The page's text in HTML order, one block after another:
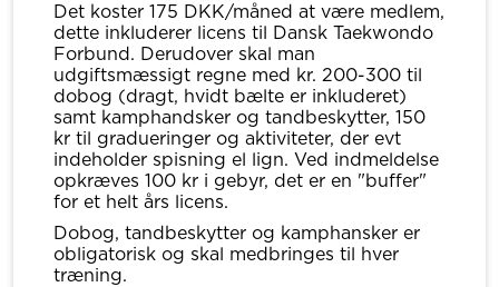
Det koster 175 DKK/måned at være medlem,
dette inkluderer licens til Dansk Taekwondo
Forbund. Derudover skal man
udgiftsmæssigt regne med kr. 200-300 til
dobog (dragt, hvidt bælte er inkluderet)
samt kamphandsker og tandbeskytter, 150
kr til gradueringer og aktiviteter, der evt
indeholder spisning el lign. Ved indmeldelse
opkræves 100 kr i gebyr, det er en "buffer"
for et helt års licens.
Dobog, tandbeskytter og kamphansker er
obligatorisk og skal medbringes til hver
træning.